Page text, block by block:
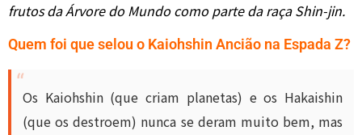
frutos da Árvore do Mundo como parte da raça Shin-jin.
Quem foi que selou o Kaiohshin Ancião na Espada Z?
Os Kaiohshin (que criam planetas) e os Hakaishin
(que os destroem) nunca se deram muito bem, mas